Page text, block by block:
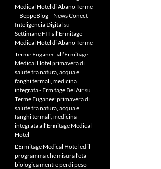
Medical Hotel di Abano Terme
– BeppeBlog – News Conect
Inteligencia Digital su
Settimane FIT all’Ermitage
Medical Hotel di Abano Terme
Terme Euganee: all’Ermitage
Medical Hotel primavera di
salute tra natura, acqua e
fanghi termali, medicina
integrata - Ermitage Bel Airsu
Terme Euganee: primavera di
salute tra natura, acqua e
fanghi termali, medicina
integrata all’Ermitage Medical
Hotel
L'Ermitage Medical Hotel ed il
programma che misura l’età
biologica mentre perdi peso -